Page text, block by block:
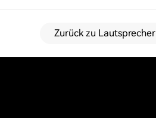
Zurück zu Lautsprecher